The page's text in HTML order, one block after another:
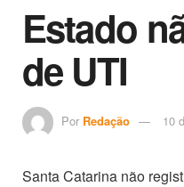
Estado
de UTI
Por Redação 10
Santa Catarina não